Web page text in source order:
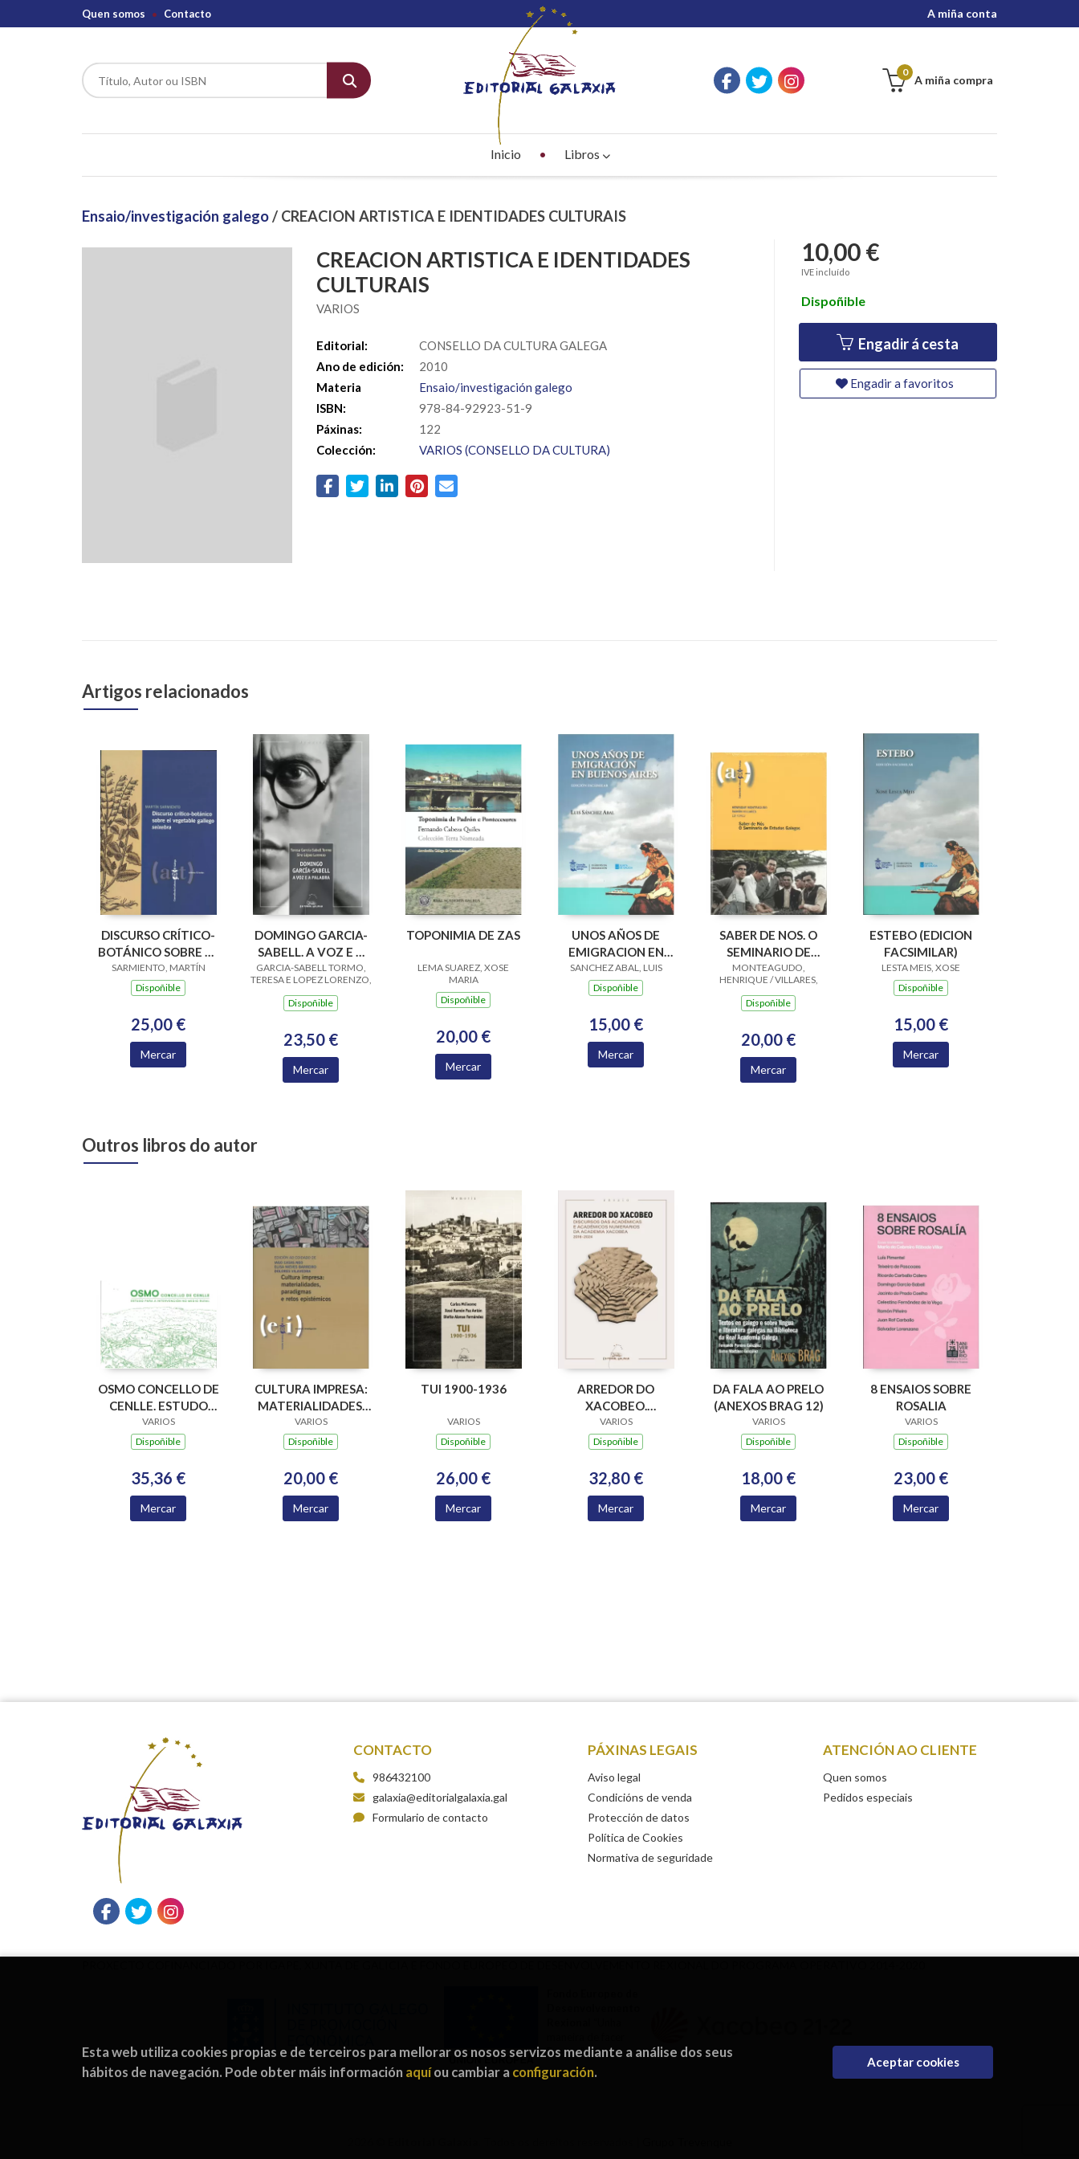
A miña conta
Quen somos Contacto
A miña compra
0
Inicio Libros
Ensaio/investigación galego/ CREACION ARTISTICA E IDENTIDADES CULTURAIS
CREACION ARTISTICA E IDENTIDADES
CULTURAIS
VARIOS
Editorial:
CONSELLO DA CULTURA GALEGA
Ano de edición:
2010
Materia
Ensaio/investigación galego
ISBN:
978-84-92923-51-9
Páxinas:
122
Colección:
VARIOS (CONSELLO DA CULTURA)
10,00 €
IVE incluído
Dispoñible
Engadir á cesta
Engadir a favoritos
Artigos relacionados
DISCURSO CRÍTICO-
BOTÁNICO SOBRE EL
VEGETABLE
GALLEGO SEIXEBRA
SARMIENTO, MARTÍN
Dispoñible
25,00 €
Mercar
DOMINGO GARCIA-
SABELL. A VOZ E A
PALABRA
GARCIA-SABELL TORMO,
TERESA E LOPEZ LORENZO,
Dispoñible
23,50 €
Mercar
TOPONIMIA DE ZAS
LEMA SUAREZ, XOSE
MARIA
Dispoñible
20,00 €
Mercar
UNOS AÑOS DE
EMIGRACION EN
BUENOS AIRES
(EDICION
SANCHEZ ABAL, LUIS
Dispoñible
15,00 €
Mercar
SABER DE NOS. O
SEMINARIO DE
ESTUDOS GALEGOS
MONTEAGUDO,
HENRIQUE / VILLARES,
Dispoñible
20,00 €
Mercar
ESTEBO (EDICION
FACSIMILAR)
LESTA MEIS, XOSE
Dispoñible
15,00 €
Mercar
Outros libros do autor
OSMO CONCELLO DE
CENLLE. ESTUDO
PARA A
INTERVENCION NO
VARIOS
Dispoñible
35,36 €
Mercar
CULTURA IMPRESA:
MATERIALIDADES,
PARADIGMAS E
RETOS EPISTÉMICOS
VARIOS
Dispoñible
20,00 €
Mercar
TUI 1900-1936
VARIOS
Dispoñible
26,00 €
Mercar
ARREDOR DO
XACOBEO.
DISCURSO DAS
ACADEMICAS E
NUMERARIOS DA
ACADEMIA
XACOBEA 2016-
2024
VARIOS
Dispoñible
32,80 €
Mercar
DA FALA AO PRELO
(ANEXOS BRAG 12)
VARIOS
Dispoñible
18,00 €
Mercar
8 ENSAIOS SOBRE
ROSALIA
VARIOS
Dispoñible
23,00 €
Mercar
CONTACTO
986432100
galaxia@editorialgalaxia.gal
Formulario de contacto
PÁXINAS LEGAIS
Aviso legal
Condicións de venda
Protección de datos
Política de Cookies
Normativa de seguridade
ATENCIÓN AO CLIENTE
Quen somos
Pedidos especiais
Europa”
Esta web utiliza cookies propias e de terceiros para mellorar os nosos servizos mediante a análise dos seus
hábitos de navegación. Pode obter máis información aquíou cambiar a configuración.
Aceptar cookies